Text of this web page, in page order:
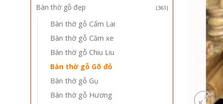
Bàn thờ gỗ đẹp (361)
Bàn thờ gỗ Cẩm Lai
Bàn thờ gỗ Căm xe
Bàn thờ gỗ Chiu Liu
Bàn thờ gỗ Gõ đỏ
Bàn thờ gỗ Gụ
Bàn thờ gỗ Hương